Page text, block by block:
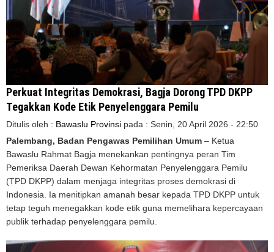
Perkuat Integritas Demokrasi, Bagja Dorong TPD DKPP
Tegakkan Kode Etik Penyelenggara Pemilu
Ditulis oleh : Bawaslu Provinsi pada : Senin, 20 April 2026 - 22:50
Palembang, Badan Pengawas Pemilihan Umum – Ketua
Bawaslu Rahmat Bagja menekankan pentingnya peran Tim
Pemeriksa Daerah Dewan Kehormatan Penyelenggara Pemilu
(TPD DKPP) dalam menjaga integritas proses demokrasi di
Indonesia. Ia menitipkan amanah besar kepada TPD DKPP untuk
tetap teguh menegakkan kode etik guna memelihara kepercayaan
publik terhadap penyelenggara pemilu.